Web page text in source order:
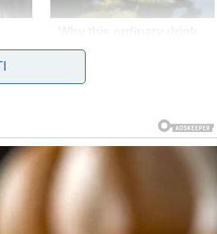
učinkovitim u rješavanju začepljenih
ni neugodne mirise, a učinkovito
je ukloniti kamenac i naslage koje
što ovu metodu čini još primamljivijom je